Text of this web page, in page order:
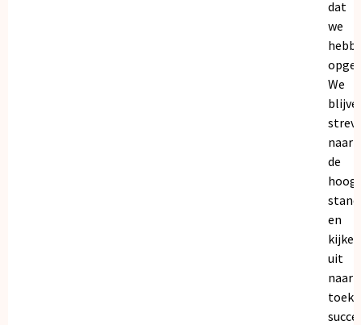
dat
we
We
naar
de
en
kijken
uit
naar